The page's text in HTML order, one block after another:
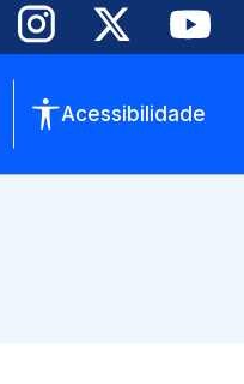
Acessibilidade